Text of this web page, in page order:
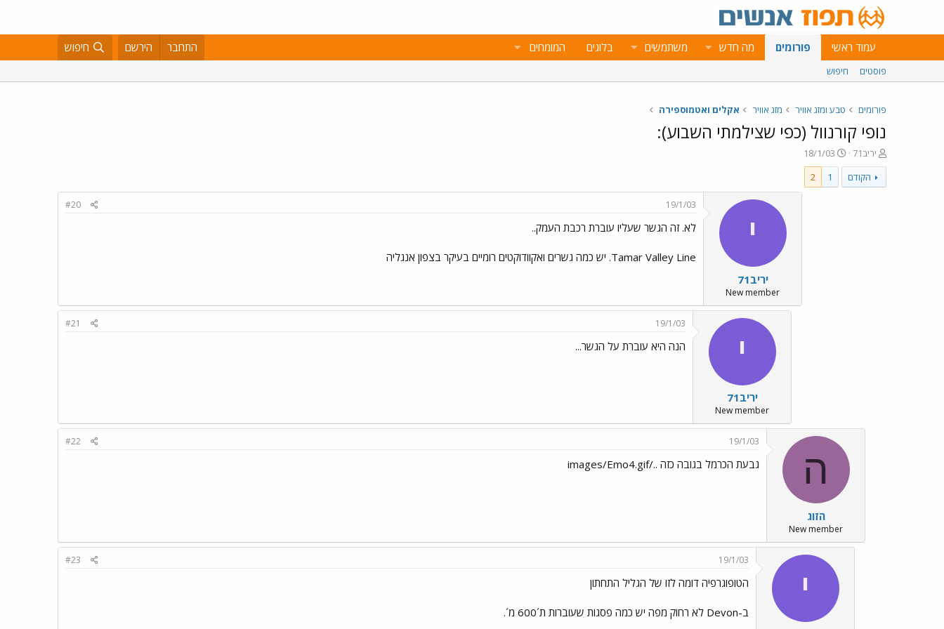
עמוד ראשי פורומים מה חדש משתמשים בלוגים המומחים התחבר הירשם חיפוש
פוסטים חיפוש
פורומים טבע ומזג אוויר מזג אוויר אקלים ואטמוספירה
נופי קורנוול (כפי שצילמתי השבוע):
פ
ו
ת
ח
יריב71
פ
ו
ס
18/1/03
הקודם
1
2
י
יריב71
New member
19/1/03
#20
לא. זה הגשר שעליו עוברת רכבת העמק..
Tamar Valley Line. יש כמה גשרים ואקוודוקטים רומיים בעיקר בצפון אנגליה
י
יריב71
New member
19/1/03
#21
הנה היא עוברת על הגשר...
ה
הזוג
New member
19/1/03
#22
גבעת הכרמל בגובה כזה ../images/Emo4.gif
י
19/1/03
#23
הטופוגרפיה דומה לזו של הגליל התחתון
ב-Devon לא רחוק מפה יש כמה פסגות שעוברות ת´600 מ´.